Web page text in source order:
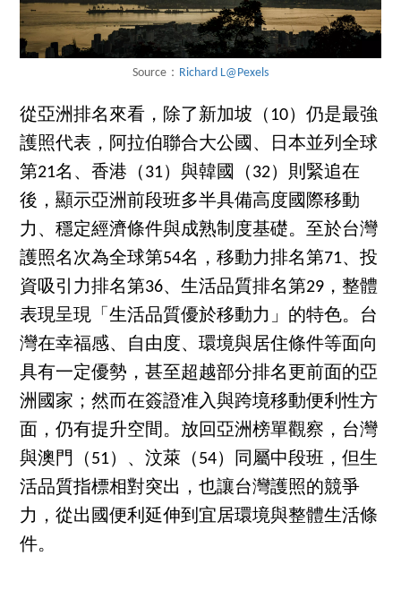
Source： Richard L@Pexels
從亞洲排名來看，除了新加坡（10）仍是最強
護照代表，阿拉伯聯合大公國、日本並列全球
第21名、香港（31）與韓國（32）則緊追在
後，顯示亞洲前段班多半具備高度國際移動
力、穩定經濟條件與成熟制度基礎。至於台灣
護照名次為全球第54名，移動力排名第71、投
資吸引力排名第36、生活品質排名第29，整體
表現呈現「生活品質優於移動力」的特色。台
灣在幸福感、自由度、環境與居住條件等面向
具有一定優勢，甚至超越部分排名更前面的亞
洲國家；然而在簽證准入與跨境移動便利性方
面，仍有提升空間。放回亞洲榜單觀察，台灣
與澳門（51）、汶萊（54）同屬中段班，但生
活品質指標相對突出，也讓台灣護照的競爭
力，從出國便利延伸到宜居環境與整體生活條
件。